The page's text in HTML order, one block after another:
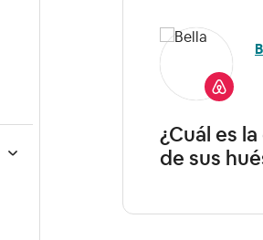
¿Cuál es
de sus